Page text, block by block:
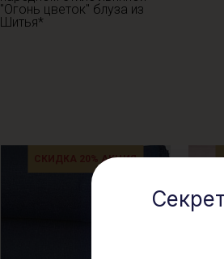
"Огонь цветок" блуза из
Шитья*
СКИДКА 20% АКЦИЯ